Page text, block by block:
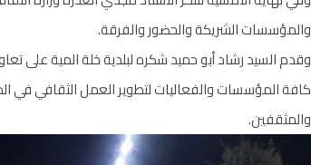
والمؤسسات الشريكة والحضور والفرقة.
وقدم السيد رشاد أبو حميد شكره لبلدية خلة المية على
كافة المؤسسات والفعاليات لتطوير العمل الثقافي
والمثقفين.